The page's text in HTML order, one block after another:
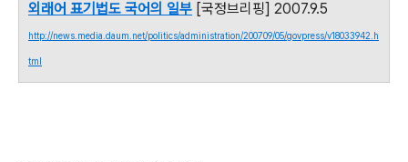
외래어 표기법도 국어의 일부 [국정브리핑] 2007.9.5
http://news.media.daum.net/politics/administration/200709/05/govpress/v18033942.h
tml